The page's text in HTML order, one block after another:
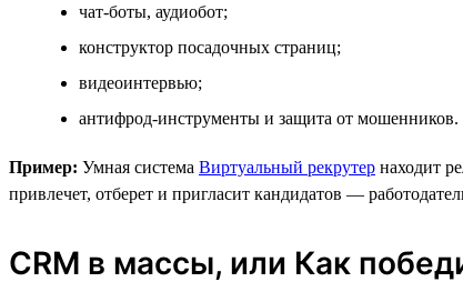
чат-боты, аудиобот;
конструктор посадочных страниц;
видеоинтервью;
антифрод-инструменты и защита от мошенников.
Пример: Умная система Виртуальный рекрутер находит
привлечет, отберет и пригласит кандидатов —
CRM в массы, или Как